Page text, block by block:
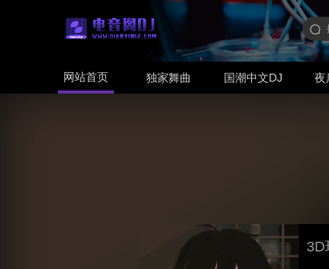
网站首页 独家舞曲 国潮中文DJ 夜
3D